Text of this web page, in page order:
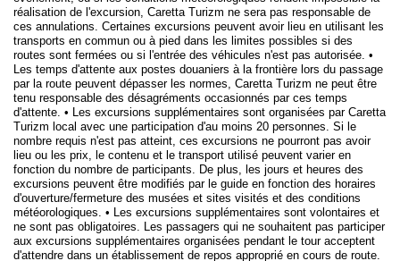
réalisation de l'excursion, Caretta Turizm ne sera pas responsable de
ces annulations. Certaines excursions peuvent avoir lieu en utilisant les
transports en commun ou à pied dans les limites possibles si des
routes sont fermées ou si l'entrée des véhicules n'est pas autorisée. •
Les temps d'attente aux postes douaniers à la frontière lors du passage
par la route peuvent dépasser les normes, Caretta Turizm ne peut être
tenu responsable des désagréments occasionnés par ces temps
d'attente. • Les excursions supplémentaires sont organisées par Caretta
Turizm local avec une participation d'au moins 20 personnes. Si le
nombre requis n'est pas atteint, ces excursions ne pourront pas avoir
lieu ou les prix, le contenu et le transport utilisé peuvent varier en
fonction du nombre de participants. De plus, les jours et heures des
excursions peuvent être modifiés par le guide en fonction des horaires
d'ouverture/fermeture des musées et sites visités et des conditions
météorologiques. • Les excursions supplémentaires sont volontaires et
ne sont pas obligatoires. Les passagers qui ne souhaitent pas participer
aux excursions supplémentaires organisées pendant le tour acceptent
d'attendre dans un établissement de repos approprié en cours de route.